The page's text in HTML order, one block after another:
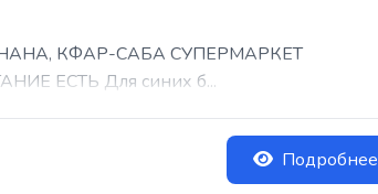
КФАР-САБА СУПЕРМАРКЕТ
ЕСТЬ Для синих б...
Подробнее